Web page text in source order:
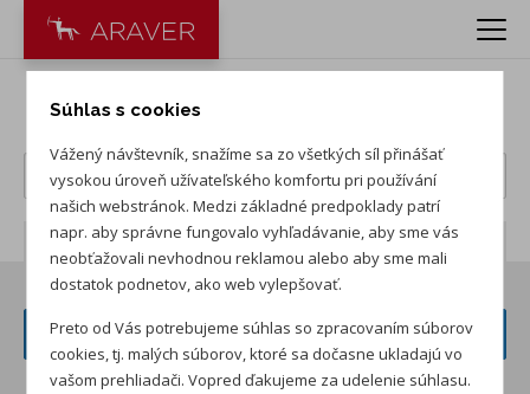
BYD ATTO 3 EVO
Počet záznamov:
FILTER VOZIDIEL
Súhlas s cookies
Vážený návštevník, snažíme sa zo všetkých síl přinášať
vysokou úroveň užívateľského komfortu pri používání
našich webstránok. Medzi základné predpoklady patrí
napr. aby správne fungovalo vyhľadávanie, aby sme vás
neobťažovali nevhodnou reklamou alebo aby sme mali
dostatok podnetov, ako web vylepšovať.
Preto od Vás potrebujeme súhlas so zpracovaním súborov
cookies, tj. malých súborov, ktoré sa dočasne ukladajú vo
vašom prehliadači. Vopred ďakujeme za udelenie súhlasu.